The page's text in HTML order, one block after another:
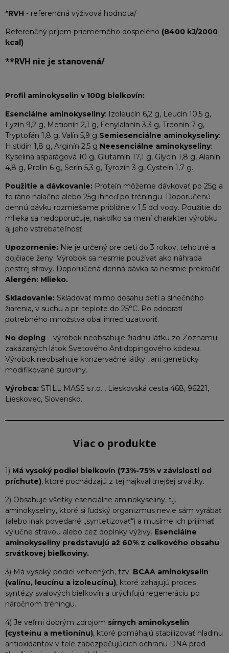
*RVH - referenčná výživová hodnota/
Referenčný príjem priemerného dospelého (8400 kJ/2000
kcal)
**RVH nie je stanovená/
Profil aminokyselin v 100g bielkovín:
Esenciálne aminokyseliny: Izoleucín 6,2 g, Leucín 10,5 g,
Lyzín 9,2 g, Metionín 2,1 g, Fenylalanín 3,3 g, Treonín 7 g,
Tryptofán 1,8 g, Valín 5,9 g Semiesenciálne aminokyseliny:
Histidín 1,8 g, Arginín 2,5 g Neesenciálne aminokyseliny:
Kyselina asparágová 10 g, Glutamín 17,1 g, Glycín 1,8 g, Alanín
4,8 g, Prolín 6 g, Serín 5,3 g, Tyrozín 3 g, Cysteín 1,7 g.
Použitie a dávkovanie: Proteín môžeme dávkovať po 25g a
to ráno nalačno alebo 25g ihneď po tréningu. Doporučenú
dennú dávku rozmiešame približne v 1,5 dcl vody. Použitie do
mlieka sa nedoporučuje, nakoľko sa mení charakter výrobku
aj jeho vstrebateľnosť
Upozornenie: Nie je určený pre deti do 3 rokov, tehotné a
dojčiace ženy. Výrobok sa nesmie používať ako náhrada
pestrej stravy. Doporučená denná dávka sa nesmie prekročiť.
Alergén: Mlieko.
Skladovanie: Skladovať mimo dosahu detí a slnečného
žiarenia, v suchu a pri teplote do 25°C. Po odobratí
potrebného množstva obal ihneď uzatvoriť.
No doping – výrobok neobsahuje žiadnu látku zo Zoznamu
zakázaných látok Svetového Antidopingového kódexu.
Výrobok neobsahuje konzervačné látky , ani geneticky
modifikované suroviny.
Výrobca: STILL MASS s.r.o. , Lieskovská cesta 468, 96221,
Lieskovec, Slovensko.
Viac o produkte
1) Má vysoký podiel bielkovín (73%-75% v závislosti od
príchute), ktoré pochádzajú z tej najkvalitnejšej srvátky.
2) Obsahuje všetky esenciálne aminokyseliny, t.j.
aminokyseliny, ktoré si ľudský organizmus nevie sám vyrábať
(alebo inak povedané „syntetizovať“) a musíme ich prijímať
výlučne stravou alebo cez doplnky výživy. Esenciálne
aminokyseliny predstavujú až 60% z celkového obsahu
srvátkovej bielkoviny.
3) Má vysoký podiel vetvených, tzv. BCAA aminokyselín
(valínu, leucínu a izoleucínu), ktoré zahajujú proces
syntézy svalových bielkovín a urýchľujú regeneráciu po
náročnom tréningu.
4) Je veľmi dobrým zdrojom sírnych aminokyselín
(cysteínu a metionínu), ktoré pomáhajú stabilizovať hladinu
antioxidantov v tele zabezpečujúcich ochranu DNA pred